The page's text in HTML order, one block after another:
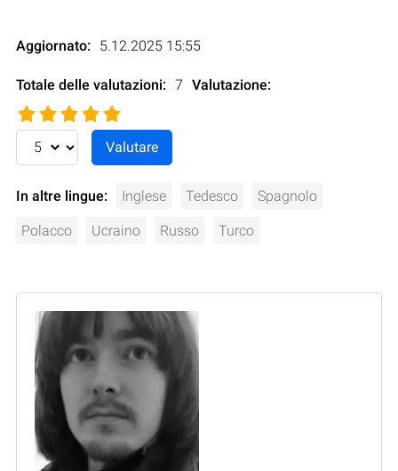
Aggiornato: 5.12.2025 15:55
Totale delle valutazioni: 7 Valutazione:
In altre lingue: Inglese Tedesco Spagnolo
Polacco Ucraino Russo Turco